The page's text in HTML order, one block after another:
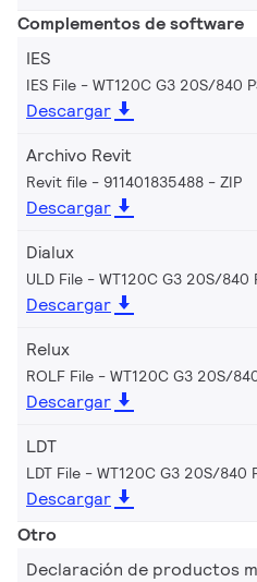
Complementos de software
IES
IES File - WT120C G3 20S/840
Descargar
Archivo Revit
Revit file - 911401835488 ZIP
Descargar
Dialux
ULD File - WT120C G3 20S/840
Descargar
Relux
ROLF File - WT120C G3 20S/
Descargar
LDT
LDT File - WT120C G3 20S/840
Descargar
Otro
Declaración de productos